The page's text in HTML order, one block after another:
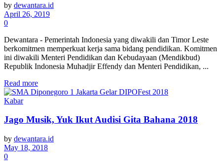
by dewantara.id
April 26, 2019
0
Dewantara - Pemerintah Indonesia yang diwakili dan Timor Leste
berkomitmen memperkuat kerja sama bidang pendidikan. Komitmen
ini diwakili Menteri Pendidikan dan Kebudayaan (Mendikbud)
Republik Indonesia Muhadjir Effendy dan Menteri Pendidikan, ...
Read more
Kabar
Jago Musik, Yuk Ikut Audisi Gita Bahana 2018
by dewantara.id
May 18, 2018
0